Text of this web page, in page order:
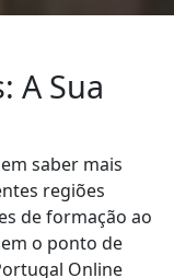
A Sua
saber mais
regiões
de formação ao
o ponto de
Online